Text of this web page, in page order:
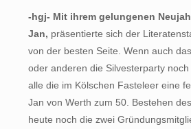
-hgj- Mit ihrem gelungenen
Jan, präsentierte sich der
von der besten Seite. Wenn auch
oder anderen die Silvesterparty
alle die im Kölschen Fasteleer eine
Jan von Werth zum 50. Bestehen
heute noch die zwei